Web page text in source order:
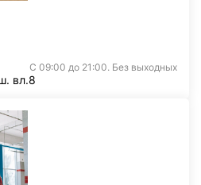
С 09:00 до 21:00. Без выходных
вл.8